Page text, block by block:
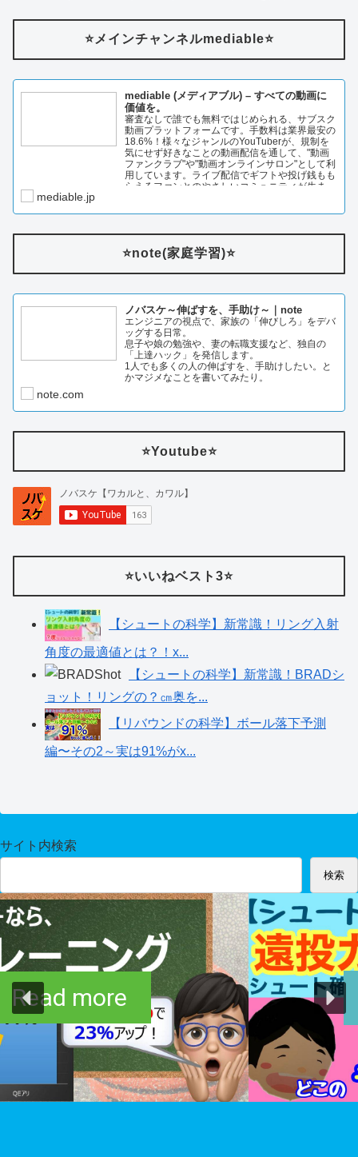
⭐️メインチャンネルmediable⭐️
mediable (メディアブル) – すべての動画に
価値を。
審査なしで誰でも無料ではじめられる、サブスク
動画プラットフォームです。手数料は業界最安の
18.6%！様々なジャンルのYouTuberが、規制を
気にせず好きなことの動画配信を通して、"動画
ファンクラブ"や"動画オンラインサロン"として利
用しています。ライブ配信でギフトや投げ銭もも
らえるファンとのやさしいコミュニティが生ま…
mediable.jp
⭐️note(家庭学習)⭐️
ノバスケ～伸ばすを、手助け～｜note
エンジニアの視点で、家族の「伸びしろ」をデバ
ッグする日常。
息子や娘の勉強や、妻の転職支援など、独自の
「上達ハック」を発信します。
1人でも多くの人の伸ばすを、手助けしたい。と
かマジメなことを書いてみたり。
note.com
⭐️Youtube⭐️
⭐️いいねベスト3⭐️
【シュートの科学】新常識！リング入射
角度の最適値とは？！x...
【シュートの科学】新常識！BRADシ
ョット！リングの？㎝奥を...
【リバウンドの科学】ボール落下予測
編〜その2～実は91%がx...
サイト内検索
検索
Read more